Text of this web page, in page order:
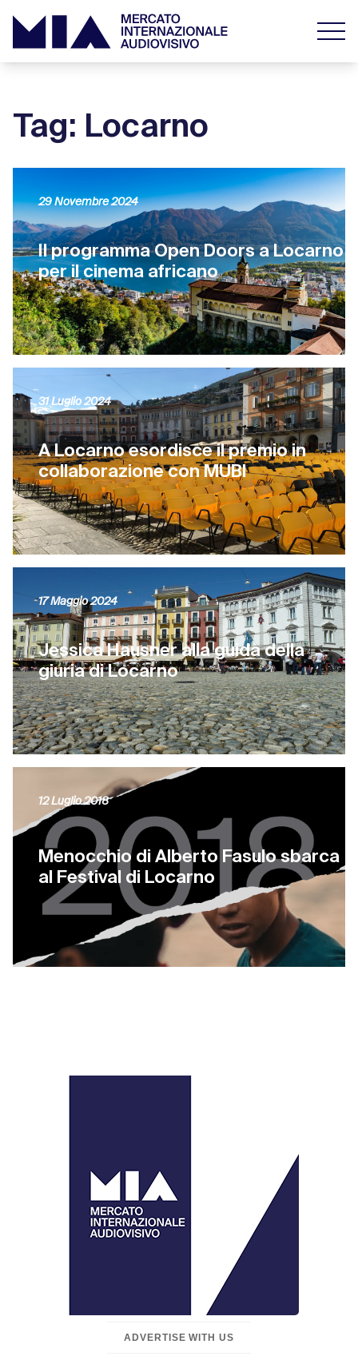
Tag: Locarno
Il programma Open Doors a Locarno
per il cinema africano
29 Novembre 2024
A Locarno esordisce il premio in
collaborazione con MUBI
31 Luglio 2024
Jessica Hausner alla guida della
giuria di Locarno
17 Maggio 2024
Menocchio di Alberto Fasulo sbarca
al Festival di Locarno
12 Luglio 2018
ADVERTISE WITH US